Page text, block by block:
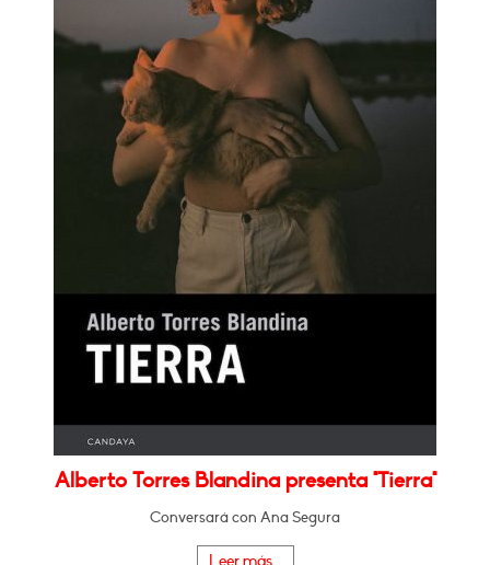
Alberto Torres Blandina presenta "Tierra"
Conversará con Ana Segura
Leer más...